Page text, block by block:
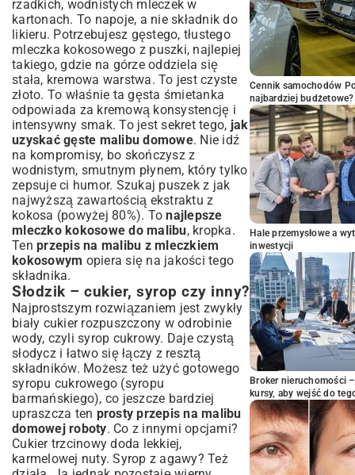
rzadkich, wodnistych mleczek w
kartonach. To napoje, a nie składnik do
likieru. Potrzebujesz gęstego, tłustego
mleczka kokosowego z puszki, najlepiej
takiego, gdzie na górze oddziela się
stała, kremowa warstwa. To jest czyste
złoto. To właśnie ta gęsta śmietanka
odpowiada za kremową konsystencję i
intensywny smak. To jest sekret tego, jak
uzyskać gęste malibu domowe. Nie idź
na kompromisy, bo skończysz z
wodnistym, smutnym płynem, który tylko
zepsuje ci humor. Szukaj puszek z jak
najwyższą zawartością ekstraktu z
kokosa (powyżej 80%). Tonajlepsze
mleczko kokosowe do malibu, kropka.
Ten przepis na malibu z mleczkiem
kokosowym opiera się na jakości tego
składnika.
Słodzik – cukier, syrop czy inny?
Najprostszym rozwiązaniem jest zwykły
biały cukier rozpuszczony w odrobinie
wody, czyli syrop cukrowy. Daje czystą
słodycz i łatwo się łączy z resztą
składników. Możesz też użyć gotowego
syropu cukrowego (syropu
barmańskiego), co jeszcze bardziej
upraszcza ten prosty przepis na malibu
domowej roboty. Co z innymi opcjami?
Cukier trzcinowy doda lekkiej,
karmelowej nuty. Syrop z agawy? Też
Cennik samochodów
najbardziej budżetowe?
Hale przemysłowe a
inwestycji
Broker nieruchomości
kursy, aby wejść do